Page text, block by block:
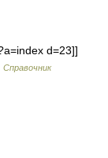
d=23]]
Справочник